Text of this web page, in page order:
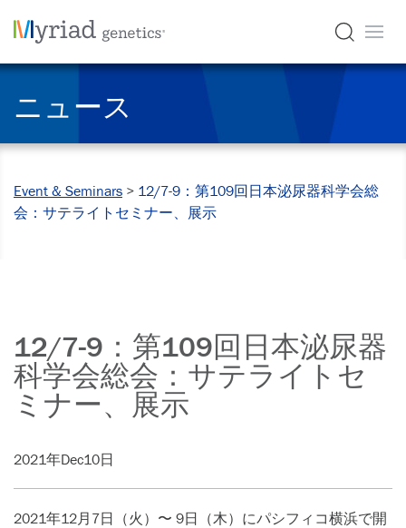
ニュース
Event & Seminars > 12/7-9：第109回日本泌尿器科学会総
会：サテライトセミナー、展示
12/7-9：第109回日本泌尿器
科学会総会：サテライトセ
ミナー、展示
2021年Dec10日
2021年12月7日（火）〜 9日（木）にパシフィコ横浜で開